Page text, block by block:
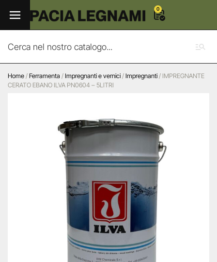
0
Home/Ferramenta /Impregnanti e vernici/Impregnanti/ IMPREGNANTE
CERATO EBANO ILVA PN0604 – 5LITRI